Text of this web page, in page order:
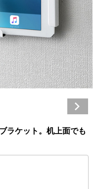
ラケット。机上面でも